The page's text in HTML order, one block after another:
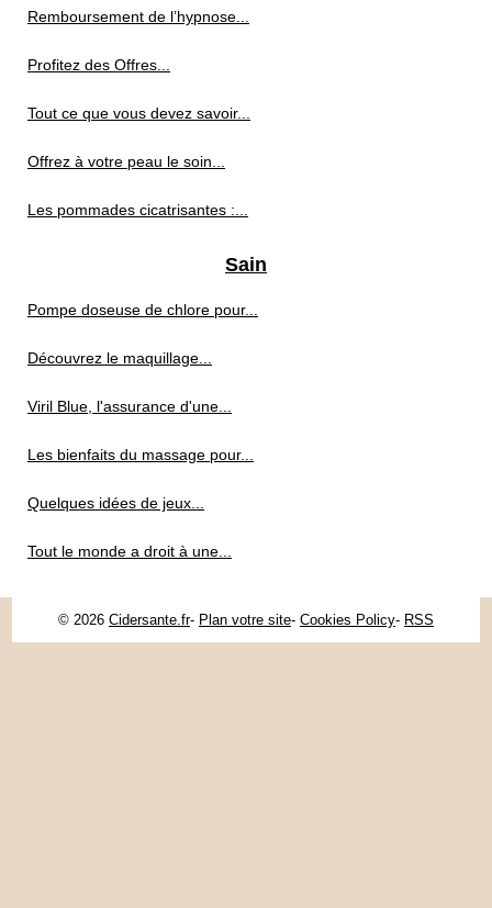
Remboursement de l’hypnose...
Profitez des Offres...
Tout ce que vous devez savoir...
Offrez à votre peau le soin...
Les pommades cicatrisantes :...
Sain
Pompe doseuse de chlore pour...
Découvrez le maquillage...
Viril Blue, l'assurance d'une...
Les bienfaits du massage pour...
Quelques idées de jeux...
Tout le monde a droit à une...
© 2026 Cidersante.fr- Plan votre site- Cookies Policy- RSS